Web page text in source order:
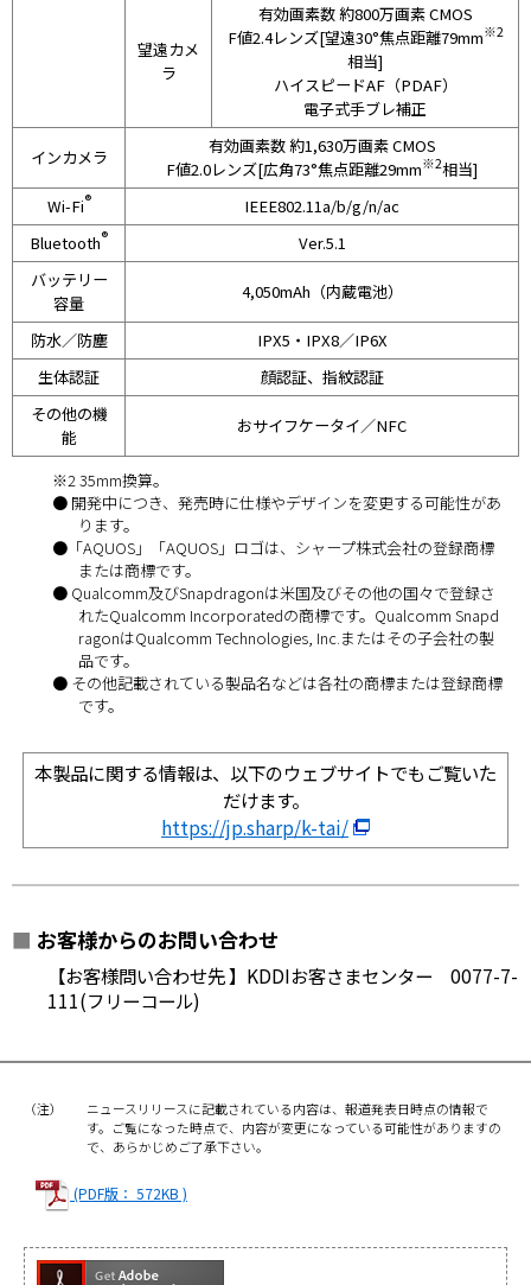
望遠カメ
ラ
有効画素数 約800万画素 CMOS
F値2.4レンズ[望遠30°焦点距離79mm※2
相当]
ハイスピードAF（PDAF）
電子式手ブレ補正
インカメラ
有効画素数 約1,630万画素 CMOS
F値2.0レンズ[広角73°焦点距離29mm※2相当]
Wi-Fi®
IEEE802.11a/b/g/n/ac
Bluetooth®
Ver.5.1
バッテリー
容量
4,050mAh（内蔵電池）
防水／防塵
IPX5・IPX8／IP6X
生体認証
顔認証、指紋認証
その他の機
能
おサイフケータイ／NFC
※2 35mm換算。
● 開発中につき、発売時に仕様やデザインを変更する可能性があ
ります。
●「AQUOS」「AQUOS」ロゴは、シャープ株式会社の登録商標
または商標です。
● Qualcomm及びSnapdragonは米国及びその他の国々で登録さ
れたQualcomm Incorporatedの商標です。Qualcomm Snapd
ragonはQualcomm Technologies, Inc.またはその子会社の製
品です。
● その他記載されている製品名などは各社の商標または登録商標
です。
本製品に関する情報は、以下のウェブサイトでもご覧いた
だけます。
https://jp.sharp/k-tai/
■ お客様からのお問い合わせ
【お客様問い合わせ先 】KDDIお客さまセンター 0077-7-
111(フリーコール)
（注）
ニュースリリースに記載されている内容は、報道発表日時点の情報で
す。ご覧になった時点で、内容が変更になっている可能性がありますの
で、あらかじめご了承下さい。
(PDF版： 572KB )